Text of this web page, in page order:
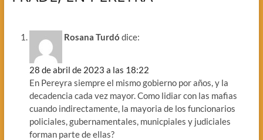
Rosana Turdó dice:
28 de abril de 2023 a las 18:22
En Pereyra siempre el mismo gobierno por años, y la
decadencia cada vez mayor. Como lidiar con las mafias
cuando indirectamente, la mayoria de los funcionarios
policiales, gubernamentales, municpiales y judiciales
forman parte de ellas?